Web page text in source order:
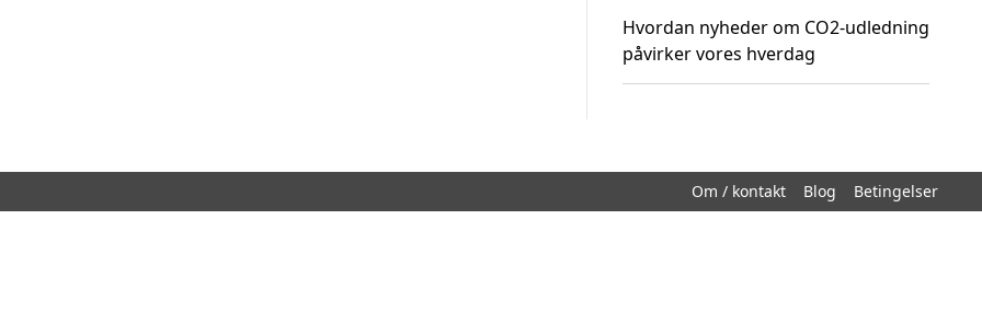
Hvordan nyheder om CO2-udledning
påvirker vores hverdag
Om / kontakt Blog Betingelser